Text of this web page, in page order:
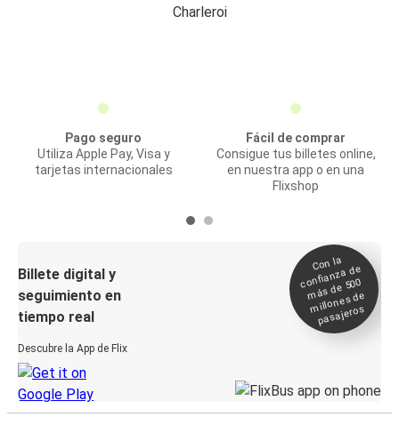
Charleroi
Pago seguro
Utiliza Apple Pay, Visa y
tarjetas internacionales
Fácil de comprar
Consigue tus billetes online,
en nuestra app o en una
Flixshop
Billete digital y
seguimiento en
tiempo real
Descubre la App de Flix
Con la
confianza de
más de 500
millones de
pasajeros